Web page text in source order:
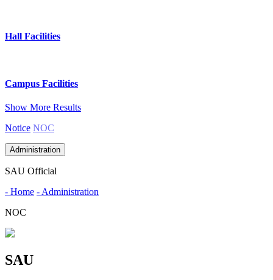
Hall Facilities
Campus Facilities
Show More Results
Notice NOC
Administration
SAU Official
- Home - Administration
NOC
SAU